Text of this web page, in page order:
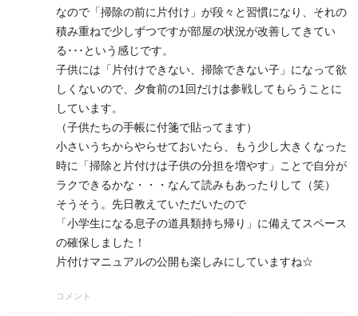
なので「掃除の前に片付け」が段々と習慣になり、それの
積み重ねで少しずつですが部屋の状況が改善してきてい
る･･･という感じです。
子供には「片付けできない、掃除できない子」になって欲
しくないので、夕食前の1回だけは参戦してもらうことに
しています。
（子供たちの手帳に付箋で貼ってます）
小さいうちからやらせておいたら、もう少し大きくなった
時に「掃除と片付けは子供の分担を増やす」ことで自分が
ラクできるかな・・・なんて読みもあったりして（笑）
そうそう。先日教えていただいたので
「小学生になる息子の道具類持ち帰り」に備えてスペース
の確保しました！
片付けマニュアルの公開も楽しみにしていますね☆
コメント